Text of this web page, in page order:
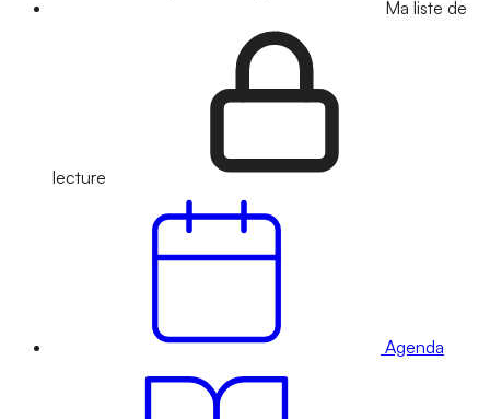
Ma liste de
lecture
Agenda